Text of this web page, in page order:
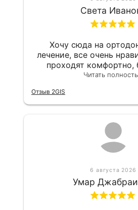
Света
Хочу сюда на
лечение, все очень
проходят комфортно,
клинике всегда
Читать
Отзыв 2GIS
6 августа 2026
Умар